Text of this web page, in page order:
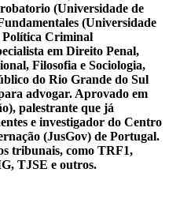
(Universidade de
(Universidade
Criminal
em Direito Penal,
Filosofia e Sociologia,
do Rio Grande do Sul
advogar. Aprovado em
palestrante que já
e investigador do Centro
(JusGov) de Portugal.
tribunais, como TRF1,
TJSE e outros.